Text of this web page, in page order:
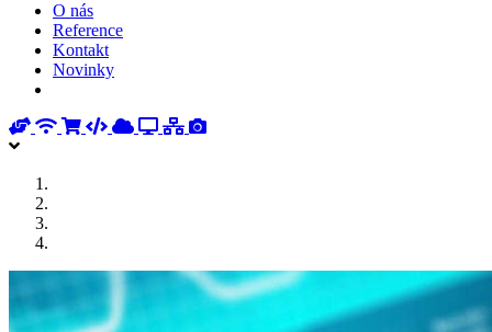
O nás
Reference
Kontakt
Novinky